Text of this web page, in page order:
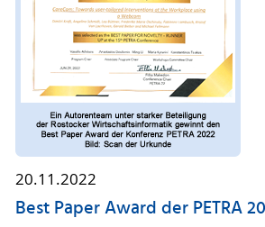
20.11.2022
Best Paper Award der PETRA